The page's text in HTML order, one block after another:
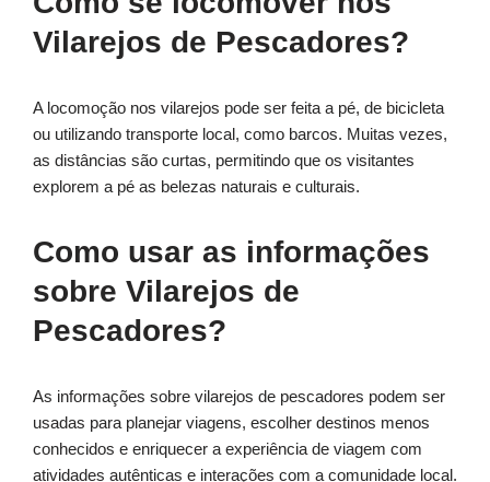
Vilarejos de Pescadores?
A locomoção nos vilarejos pode ser feita a pé, de bicicleta
ou utilizando transporte local, como barcos. Muitas vezes,
as distâncias são curtas, permitindo que os visitantes
explorem a pé as belezas naturais e culturais.
Como usar as informações
sobre Vilarejos de
Pescadores?
As informações sobre vilarejos de pescadores podem ser
usadas para planejar viagens, escolher destinos menos
conhecidos e enriquecer a experiência de viagem com
atividades autênticas e interações com a comunidade local.